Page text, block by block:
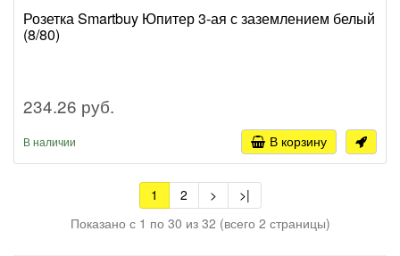
Розетка Smartbuy Юпитер 3-ая с заземлением белый
(8/80)
234.26 руб.
В наличии В корзину
1 2 >
>|
Показано с 1 по 30 из 32 (всего 2 страницы)